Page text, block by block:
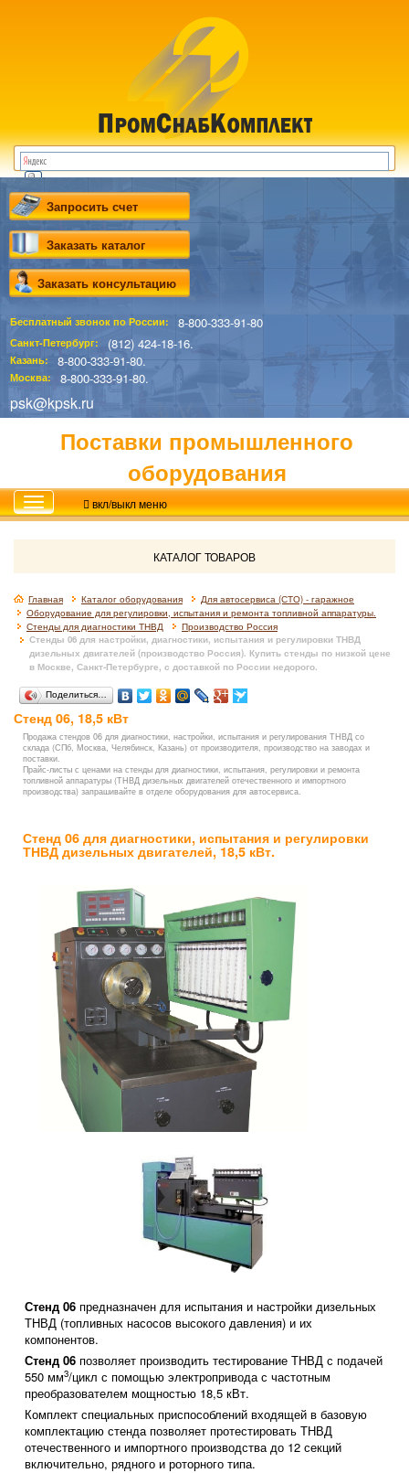
Запросить счет
Заказать каталог
Заказать консультацию
Бесплатный звонок по России: 8-800-333-91-80
Санкт-Петербург: (812) 424-18-16.
Казань: 8-800-333-91-80.
Москва: 8-800-333-91-80.
psk@kpsk.ru
Поставки промышленного
оборудования
вкл/выкл меню
КАТАЛОГ ТОВАРОВ
Главная Каталог оборудования
Для автосервиса (СТО) - гаражное
Оборудование для регулировки, испытания и ремонта топливной аппаратуры.
Стенды для диагностики ТНВД
Производство Россия
Стенды 06 для настройки, диагностики, испытания и регулировки ТНВД
дизельных двигателей (производство Россия). Купить стенды по низкой цене
в Москве, Санкт-Петербурге, с доставкой по России недорого.
Поделиться…
Стенд 06, 18,5 кВт
Продажа стендов 06 для диагностики, настройки, испытания и регулирования ТНВД со
склада (СПб, Москва, Челябинск, Казань) от производителя, производство на заводах и
поставки.
Прайс-листы с ценами на стенды для диагностики, испытания, регулировки и ремонта
топливной аппаратуры (ТНВД дизельных двигателей отечественного и импортного
производства) запрашивайте в отделе оборудования для автосервиса.
Стенд 06 для диагностики, испытания и регулировки
ТНВД дизельных двигателей, 18,5 кВт.
Стенд 06 предназначен для испытания и настройки дизельных
ТНВД (топливных насосов высокого давления) и их
компонентов.
Стенд 06 позволяет производить тестирование ТНВД с подачей
550 мм3/цикл с помощью электропривода с частотным
преобразователем мощностью 18,5 кВт.
Комплект специальных приспособлений входящей в базовую
комплектацию стенда позволяет протестировать ТНВД
отечественного и импортного производства до 12 секций
включительно, рядного и роторного типа.